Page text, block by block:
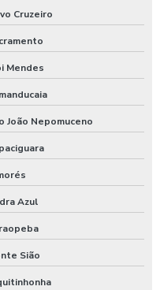
Cruzeiro
Mendes
João Nepomuceno
Azul
Sião